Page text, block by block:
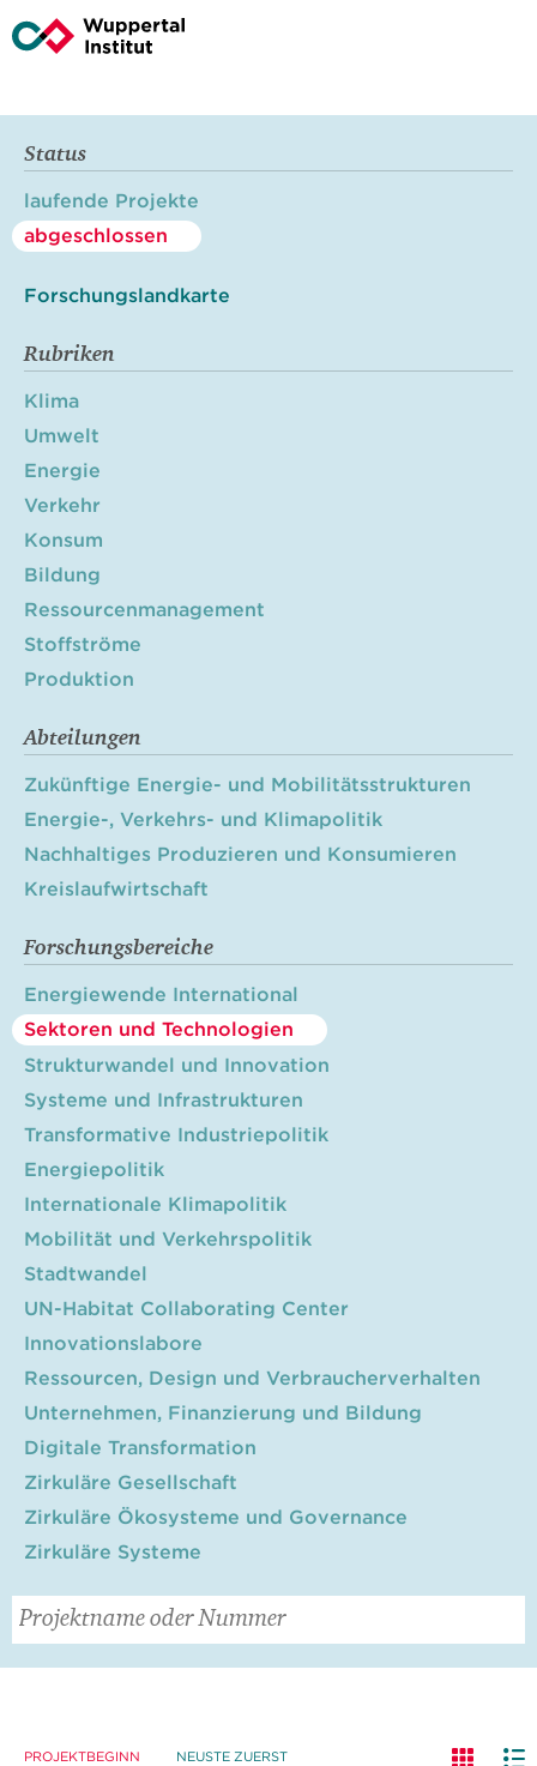
Status
laufende Projekte
abgeschlossen
Forschungslandkarte
Rubriken
Klima
Umwelt
Energie
Verkehr
Konsum
Bildung
Ressourcenmanagement
Stoffströme
Produktion
Abteilungen
Zukünftige Energie- und Mobilitätsstrukturen
Energie-, Verkehrs- und Klimapolitik
Nachhaltiges Produzieren und Konsumieren
Kreislaufwirtschaft
Forschungsbereiche
Energiewende International
Sektoren und Technologien
Strukturwandel und Innovation
Systeme und Infrastrukturen
Transformative Industriepolitik
Energiepolitik
Internationale Klimapolitik
Mobilität und Verkehrspolitik
Stadtwandel
UN-Habitat Collaborating Center
Innovationslabore
Ressourcen, Design und Verbraucherverhalten
Unternehmen, Finanzierung und Bildung
Digitale Transformation
Zirkuläre Gesellschaft
Zirkuläre Ökosysteme und Governance
Zirkuläre Systeme
PROJEKTBEGINN NEUSTE ZUERST